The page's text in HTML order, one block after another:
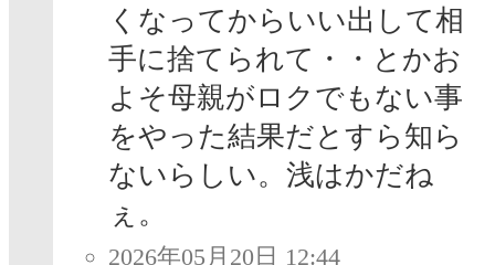
くなってからいい出して相
手に捨てられて・・とかお
よそ母親がロクでもない事
をやった結果だとすら知ら
ないらしい。浅はかだね
ぇ。
2026年05月20日 12:44